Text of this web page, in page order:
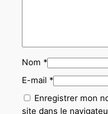
Nom *
E-mail *
Enregistrer mon
site dans le